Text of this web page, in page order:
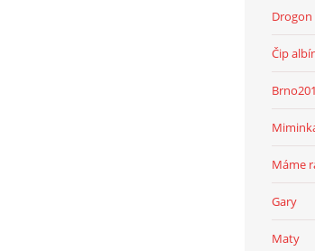
Drogon
Čip
Máme
Gary
Maty